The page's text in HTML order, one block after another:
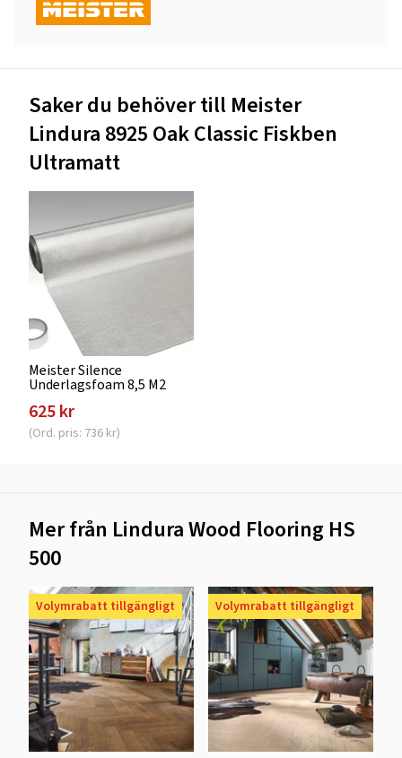
Saker du behöver till Meister
Lindura 8925 Oak Classic Fiskben
Ultramatt
Meister Silence
Underlagsfoam 8,5 M2
625 kr
(Ord. pris: 736 kr)
Mer från Lindura Wood Flooring HS
500
Volymrabatt tillgängligt Volymrabatt tillgängligt